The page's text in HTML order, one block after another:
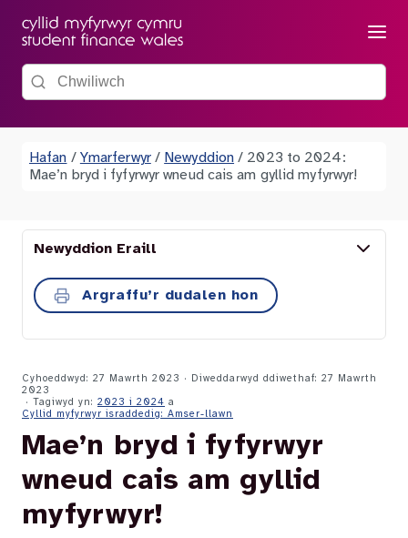
Chwiliwch y wefan
Hafan / Ymarferwyr / Newyddion / 2023 to 2024:
Mae’n bryd i fyfyrwyr wneud cais am gyllid myfyrwyr!
Newyddion Eraill
Argraffu’r dudalen hon
Cyhoeddwyd: 27 Mawrth 2023 · Diweddarwyd ddiwethaf: 27 Mawrth
2023
· Tagiwyd yn: 2023 i 2024 a
Cyllid myfyrwyr israddedig: Amser-llawn
Mae’n bryd i fyfyrwyr
wneud cais am gyllid
myfyrwyr!